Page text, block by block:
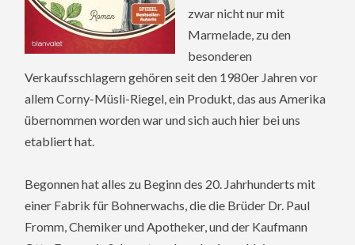
zwar nicht nur mit
Marmelade, zu den
besonderen
Verkaufsschlagern gehören seit den 1980er Jahren vor
allem Corny-Müsli-Riegel, ein Produkt, das aus Amerika
übernommen worden war und sich auch hier bei uns
etabliert hat.
Begonnen hat alles zu Beginn des 20. Jahrhunderts mit
einer Fabrik für Bohnerwachs, die die Brüder Dr. Paul
Fromm, Chemiker und Apotheker, und der Kaufmann